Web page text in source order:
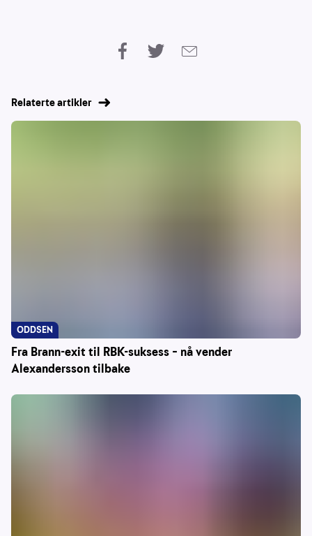
Relaterte artikler
Fra Brann-exit til RBK-suksess – nå vender
Alexandersson tilbake
ODDSEN